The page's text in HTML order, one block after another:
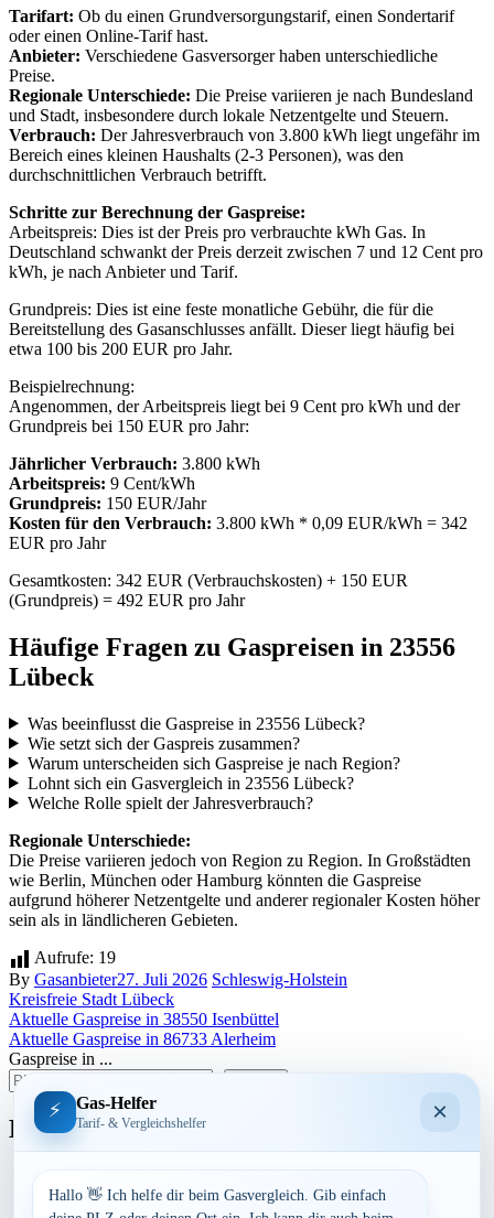
Tarifart: Ob du einen Grundversorgungstarif, einen Sondertarif
oder einen Online-Tarif hast.
Anbieter: Verschiedene Gasversorger haben unterschiedliche
Preise.
Regionale Unterschiede: Die Preise variieren je nach Bundesland
und Stadt, insbesondere durch lokale Netzentgelte und Steuern.
Verbrauch: Der Jahresverbrauch von 3.800 kWh liegt ungefähr im
Bereich eines kleinen Haushalts (2-3 Personen), was den
durchschnittlichen Verbrauch betrifft.
Schritte zur Berechnung der Gaspreise:
Arbeitspreis: Dies ist der Preis pro verbrauchte kWh Gas. In
Deutschland schwankt der Preis derzeit zwischen 7 und 12 Cent pro
kWh, je nach Anbieter und Tarif.
Grundpreis: Dies ist eine feste monatliche Gebühr, die für die
Bereitstellung des Gasanschlusses anfällt. Dieser liegt häufig bei
etwa 100 bis 200 EUR pro Jahr.
Beispielrechnung:
Angenommen, der Arbeitspreis liegt bei 9 Cent pro kWh und der
Grundpreis bei 150 EUR pro Jahr:
Jährlicher Verbrauch: 3.800 kWh
Arbeitspreis: 9 Cent/kWh
Grundpreis: 150 EUR/Jahr
Kosten für den Verbrauch: 3.800 kWh * 0,09 EUR/kWh = 342
EUR pro Jahr
Gesamtkosten: 342 EUR (Verbrauchskosten) + 150 EUR
(Grundpreis) = 492 EUR pro Jahr
Häufige Fragen zu Gaspreisen in 23556
Lübeck
Was beeinflusst die Gaspreise in 23556 Lübeck?
Wie setzt sich der Gaspreis zusammen?
Warum unterscheiden sich Gaspreise je nach Region?
Lohnt sich ein Gasvergleich in 23556 Lübeck?
Welche Rolle spielt der Jahresverbrauch?
Regionale Unterschiede:
Die Preise variieren jedoch von Region zu Region. In Großstädten
wie Berlin, München oder Hamburg könnten die Gaspreise
aufgrund höherer Netzentgelte und anderer regionaler Kosten höher
sein als in ländlicheren Gebieten.
Aufrufe: 19
By Gasanbieter27. Juli 2026 Schleswig-Holstein
Kreisfreie Stadt Lübeck
Beitragsnavigation
Aktuelle Gaspreise in 38550 Isenbüttel
Aktuelle Gaspreise in 86733 Alerheim
Gaspreise in ...
Bundesland
Bayern
⚡ Gas-Helfer
Tarif- & Vergleichshelfer ×
Hallo 👋 Ich helfe dir beim Gasvergleich. Gib einfach